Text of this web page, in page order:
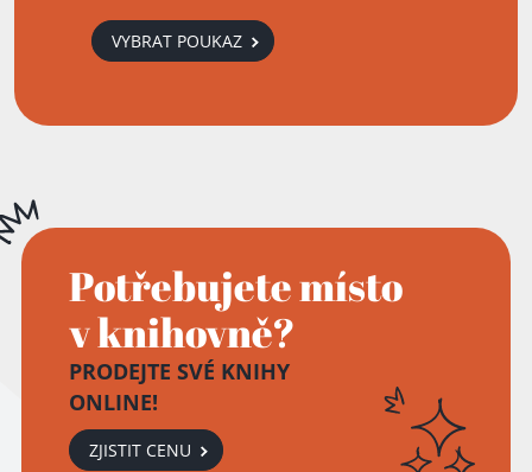
VYBRAT POUKAZ
Potřebujete místo
v knihovně?
PRODEJTE SVÉ KNIHY
ONLINE!
ZJISTIT CENU